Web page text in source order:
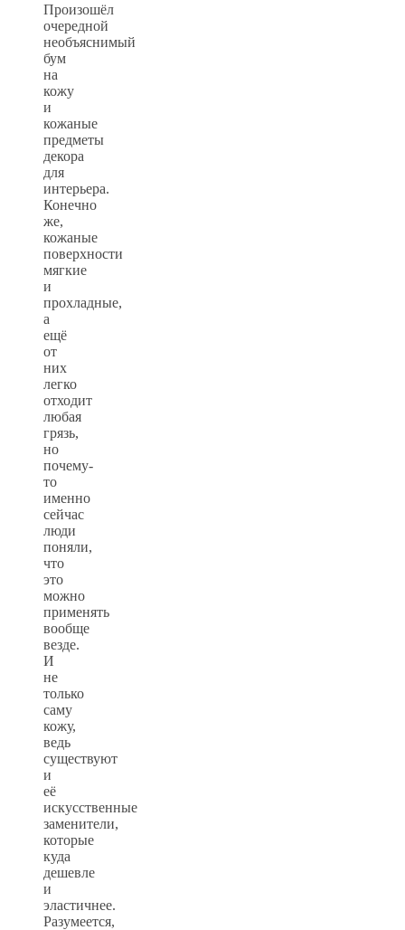
Произошёл
очередной
необъяснимый
бум
на
кожу
и
кожаные
предметы
декора
для
интерьера.
Конечно
же,
кожаные
поверхности
мягкие
и
прохладные,
а
ещё
от
них
легко
отходит
любая
грязь,
но
почему-
то
именно
сейчас
люди
поняли,
что
это
можно
применять
вообще
везде.
И
не
только
саму
кожу,
ведь
существуют
и
её
искусственные
заменители,
которые
куда
дешевле
и
эластичнее.
Разумеется,